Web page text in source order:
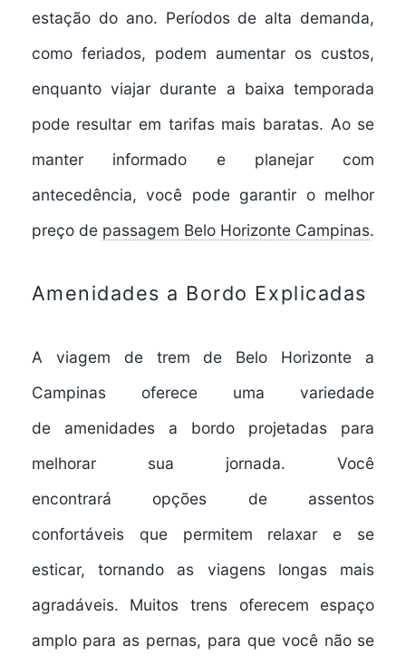
estação do ano. Períodos de alta demanda,
como feriados, podem aumentar os custos,
enquanto viajar durante a baixa temporada
pode resultar em tarifas mais baratas. Ao se
manter informado e planejar com
antecedência, você pode garantir o melhor
preço de passagem Belo Horizonte Campinas.
Amenidades a Bordo Explicadas
A viagem de trem de Belo Horizonte a
Campinas oferece uma variedade
de amenidades a bordo projetadas para
melhorar sua jornada. Você
encontrará opções de assentos
confortáveisque permitem relaxar e se
esticar, tornando as viagens longas mais
agradáveis. Muitos trens oferecem espaço
amplo para as pernas, para que você não se